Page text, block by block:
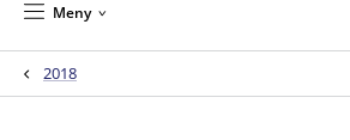
Meny
2018